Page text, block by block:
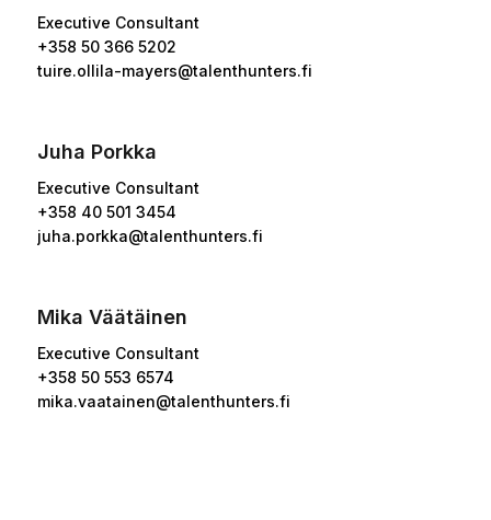
Executive Consultant
+358 50 366 5202
tuire.ollila-mayers@talenthunters.fi
Juha Porkka
Executive Consultant
+358 40 501 3454
juha.porkka@talenthunters.fi
Mika Väätäinen
Executive Consultant
+358 50 553 6574
mika.vaatainen@talenthunters.fi